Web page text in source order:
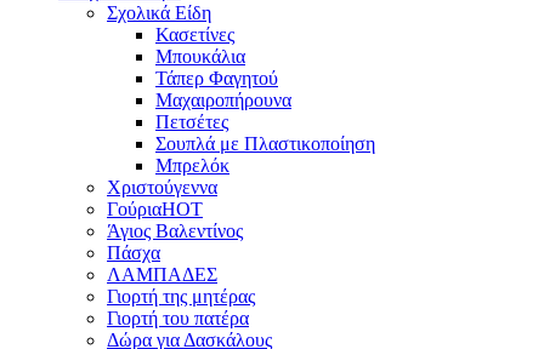
Σχολικά Είδη
Κασετίνες
Μπουκάλια
Τάπερ Φαγητού
Μαχαιροπήρουνα
Πετσέτες
Σουπλά με Πλαστικοποίηση
Μπρελόκ
Χριστούγεννα
ΓούριαHOT
Άγιος Βαλεντίνος
Πάσχα
ΛΑΜΠΑΔΕΣ
Γιορτή της μητέρας
Γιορτή του πατέρα
Δώρα για Δασκάλους